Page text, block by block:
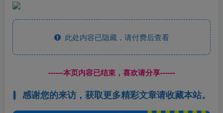
此处内容已隐藏，请付费后查看
------本页内容已结束，喜欢请分享------
感谢您的来访，获取更多精彩文章请收藏本站。